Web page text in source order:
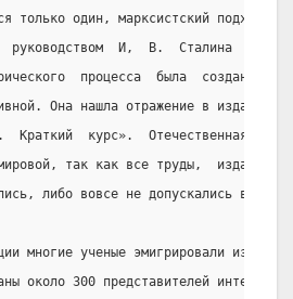
только один, марксистский
руководством  И,  В.  Сталина  для
процесса  была  создана
Она нашла отражение в
Краткий  курс».  Отечественная
так как все труды,
либо вовсе не допускались в
многие ученые эмигрировали из
около 300 представителей